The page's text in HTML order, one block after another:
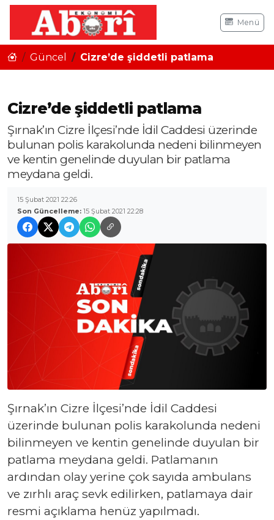
Menü
Güncel Cizre’de şiddetli patlama
Cizre’de şiddetli patlama
Şırnak’ın Cizre İlçesi’nde İdil Caddesi üzerinde
bulunan polis karakolunda nedeni bilinmeyen
ve kentin genelinde duyulan bir patlama
meydana geldi.
15 Şubat 2021 22:26
Son Güncelleme: 15 Şubat 2021 22:28
Şırnak’ın Cizre İlçesi’nde İdil Caddesi
üzerinde bulunan polis karakolunda nedeni
bilinmeyen ve kentin genelinde duyulan bir
patlama meydana geldi. Patlamanın
ardından olay yerine çok sayıda ambulans
ve zırhlı araç sevk edilirken, patlamaya dair
resmi açıklama henüz yapılmadı.